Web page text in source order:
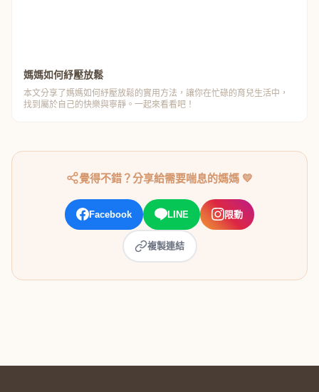
媽媽如何紓壓放鬆
本文分享了媽媽如何紓壓放鬆的實用方法，讓你在忙碌的育兒生活中，
找到屬於自己的快樂與寧靜。一起來看看吧！
覺得不錯？分享給需要喘息的媽媽 💛
Facebook LINE 限動
複製連結